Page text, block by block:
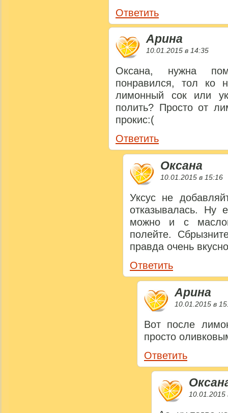
Ответить
Арина
10.01.2015 в 14:35
Оксана, нужна
понравился, тол ко
лимонный сок или
полить? Просто от
прокис:(
Ответить
Оксана
10.01.2015 в 15:16
Уксус не
отказывалась. Ну
можно и с
полейте.
правда очень
Ответить
Арина
10.01.2015 в
Вот после
просто
Ответить
10.01.2015